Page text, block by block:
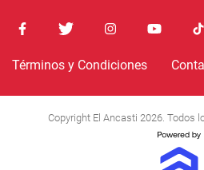
Términos y Condiciones
Copyright El Ancasti 2026. Todos